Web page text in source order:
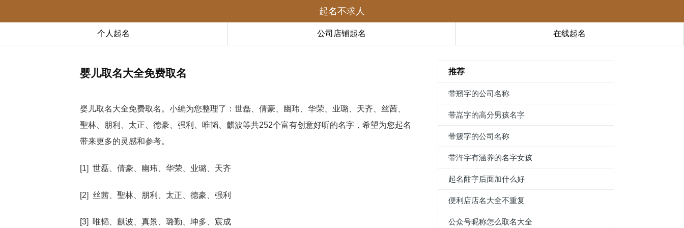
起名不求人
个人起名 公司店铺起名 在线起名
婴儿取名大全免费取名
婴儿取名大全免费取名。小編为您整理了：世磊、倩豪、幽玮、华荣、业璐、天齐、丝茜、
聖林、朋利、太正、德豪、强利、唯韬、麒波等共252个富有创意好听的名字，希望为您起名
带来更多的灵感和参考。
[1] 世磊、倩豪、幽玮、华荣、业璐、天齐
[2] 丝茜、聖林、朋利、太正、德豪、强利
[3] 唯韬、麒波、真景、璐勤、坤多、宸成
推荐
带剏字的公司名称
带嵓字的高分男孩名字
带簇字的公司名称
带汻字有涵养的名字女孩
起名酣字后面加什么好
便利店店名大全不重复
公众号昵称怎么取名大全